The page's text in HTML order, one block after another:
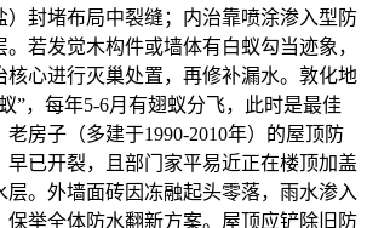
）封堵布局中裂缝；内治靠喷涂渗入型防
若发觉木构件或墙体有白蚁勾当迹象，
核心进行灭巢处置，再修补漏水。敦化地
”，每年5-6月有翅蚁分飞，此时是最佳
房子（多建于1990-2010年）的屋顶防
早已开裂，且部门家平易近正在楼顶加盖
层。外墙面砖因冻融起头零落，雨水渗入
保举全体防水翻新方案。屋顶应铲除旧防